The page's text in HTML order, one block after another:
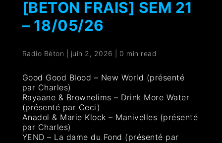
[BETON FRAIS] SEM 21
– 18/05/26
Radio Béton juin 2, 2026 0 min read
Good Good Blood – New World (présenté
par Charles)
Rayaane & Brownelims – Drink More Water
(présenté par Ceci)
Anadol & Marie Klock – Manivelles (présenté
par Charles)
YEND – La dame du Fond (présenté par